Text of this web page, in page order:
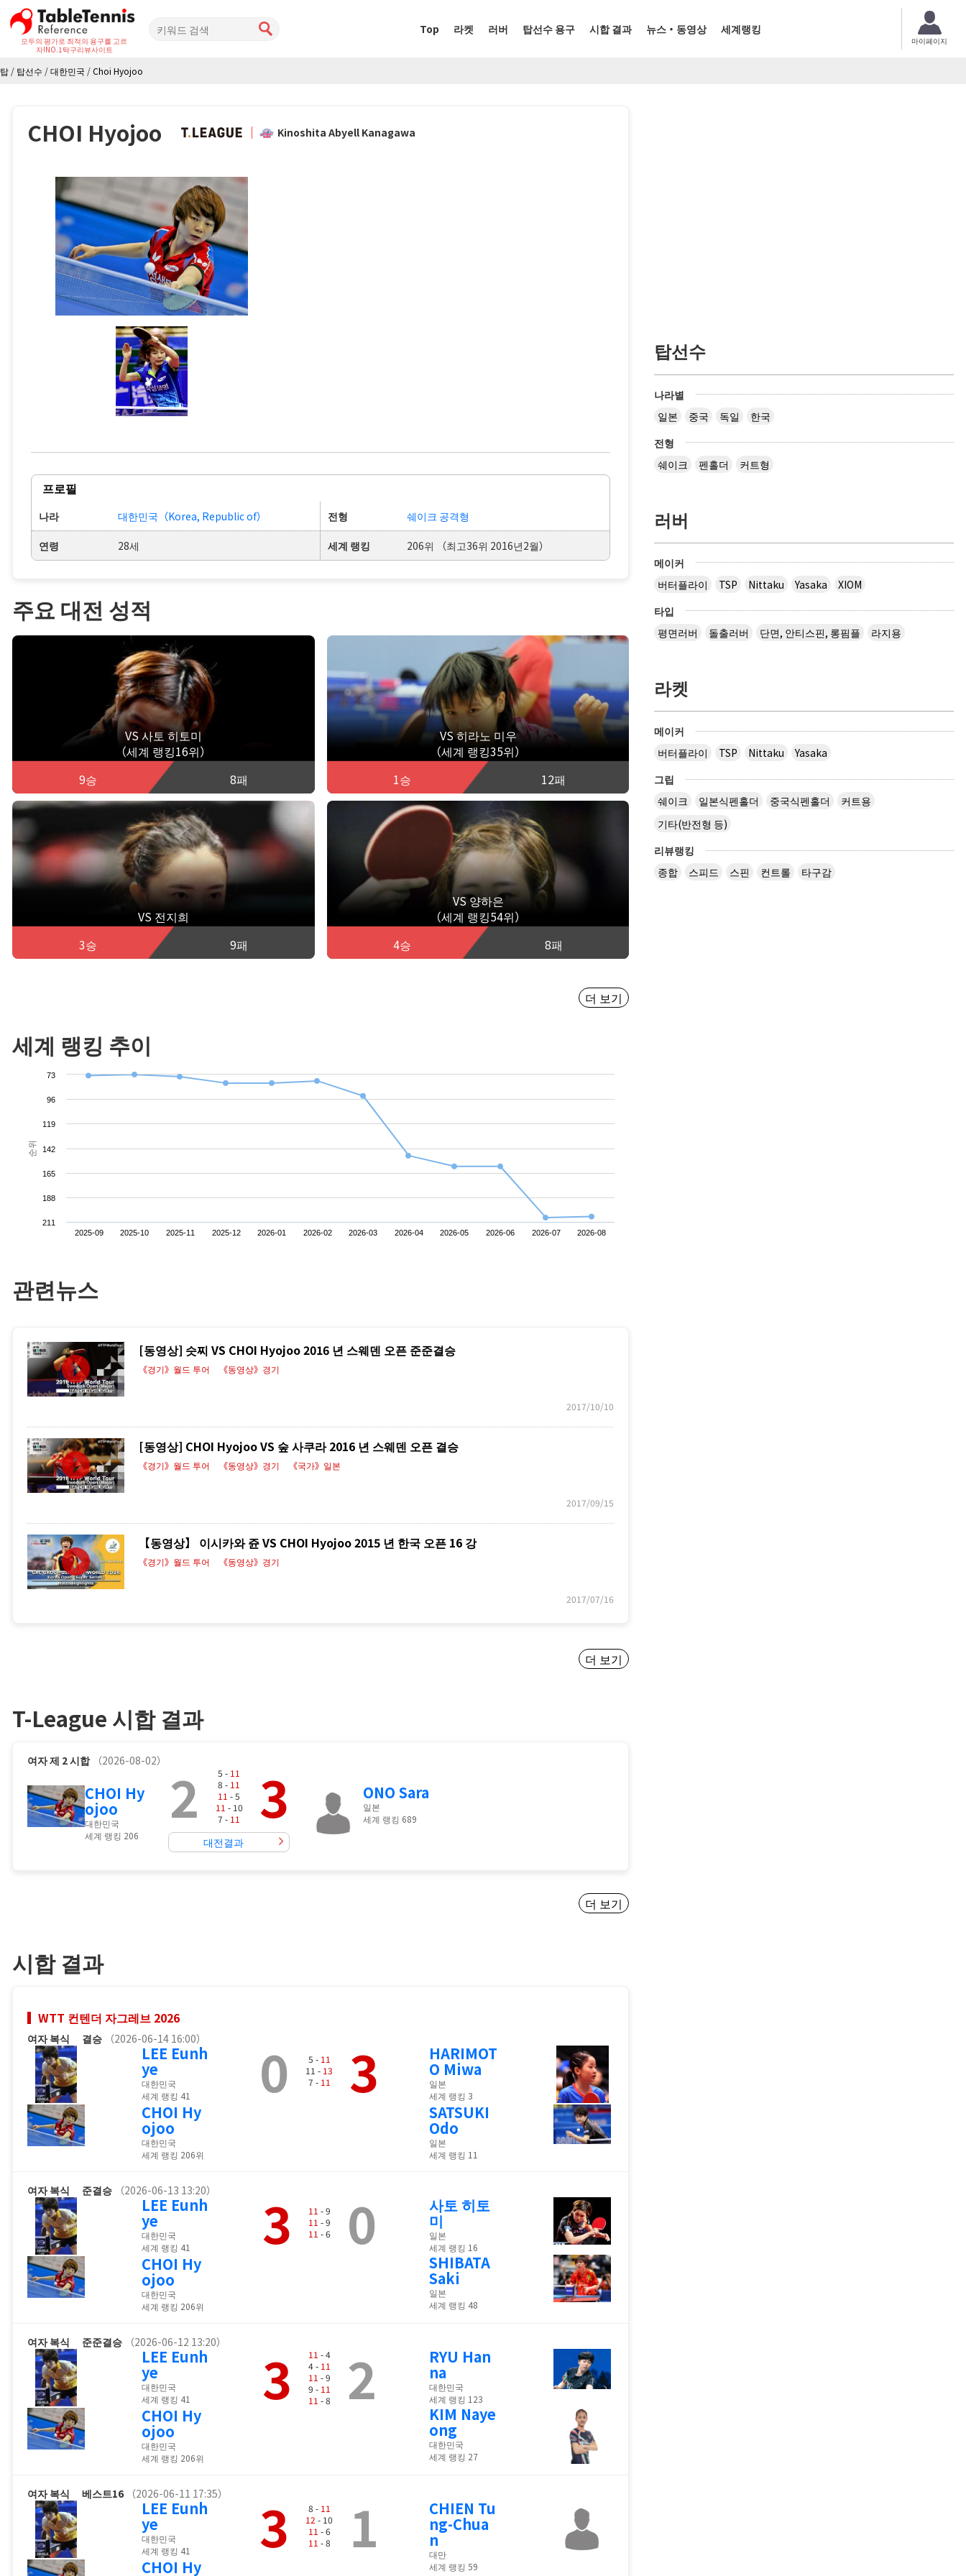
모두의 평가로 최적의 용구를 고르
자!NO.1탁구리뷰사이트
Top 라켓 러버 탑선수 용구 시합 결과 뉴스・동영상 세계랭킹
마이페이지
탑 / 탑선수 /대한민국 /Choi Hyojoo
CHOI Hyojoo Kinoshita Abyell Kanagawa
프로필
나라 대한민국（Korea, Republic of） 전형 쉐이크 공격형
연령 28세 세계 랭킹 206위 （최고36위 2016년2월）
주요 대전 성적
VS 사토 히토미
（세계 랭킹16위）
9승
8패
VS 히라노 미우
（세계 랭킹35위）
1승
12패
VS 전지희
3승
9패
VS 양하은
（세계 랭킹54위）
4승
8패
더 보기
세계 랭킹 추이
순위
2025-09 2025-10 2025-11 2025-12 2026-01 2026-02 2026-03 2026-04 2026-05 2026-06 2026-07 2026-08
73
96
119
142
165
188
211
관련뉴스
[동영상] 슷찌 VS CHOI Hyojoo 2016 년 스웨덴 오픈 준준결승
《경기》월드 투어 《동영상》경기
2017/10/10
[동영상] CHOI Hyojoo VS 숲 사쿠라 2016 년 스웨덴 오픈 결승
《경기》월드 투어 《동영상》경기 《국가》일본
2017/09/15
【동영상】 이시카와 쥰 VS CHOI Hyojoo 2015 년 한국 오픈 16 강
《경기》월드 투어 《동영상》경기
2017/07/16
더 보기
T-League 시합 결과
여자제 2 시합 （2026-08-02）
CHOI Hy
ojoo
대한민국
세계 랭킹 206
2 5 - 11
8 - 11
11 - 5
11 - 10
7 - 11 3
대전결과
ONO Sara
일본
세계 랭킹 689
더 보기
시합 결과
WTT 컨텐더 자그레브 2026
여자 복식 결승 （2026-06-14 16:00）
LEE Eunh
ye
대한민국
세계 랭킹 41
CHOI Hy
ojoo
대한민국
세계 랭킹 206위
0 5 - 11
11 - 13
7 - 11 3 HARIMOT
O Miwa
일본
세계 랭킹 3
SATSUKI
Odo
일본
세계 랭킹 11
여자 복식 준결승 （2026-06-13 13:20）
LEE Eunh
ye
대한민국
세계 랭킹 41
CHOI Hy
ojoo
대한민국
세계 랭킹 206위
3 11 - 9
11 - 9
11 - 6 0 사토 히토
미
일본
세계 랭킹 16
SHIBATA
Saki
일본
세계 랭킹 48
여자 복식 준준결승 （2026-06-12 13:20）
LEE Eunh
ye
대한민국
세계 랭킹 41
CHOI Hy
ojoo
대한민국
세계 랭킹 206위
3 11 - 4
4 - 11
11 - 9
9 - 11
11 - 8 2 RYU Han
na
대한민국
세계 랭킹 123
KIM Naye
ong
대한민국
세계 랭킹 27
여자 복식 베스트16 （2026-06-11 17:35）
LEE Eunh
ye
대한민국
세계 랭킹 41
CHOI Hy
3 8 - 11
12 - 10
11 - 6
11 - 8 1 CHIEN Tu
ng-Chua
n
대만
세계 랭킹 59
탑선수
나라별
일본
중국 독일
한국
전형
쉐이크
펜홀더 커트형
러버
메이커
버터플라이
TSP Nittaku Yasaka
XIOM
타입
평면러버
돌출러버 단면, 안티스핀, 롱핌플 라지용
라켓
메이커
버터플라이
TSP Nittaku
Yasaka
그립
쉐이크
일본식펜홀더 중국식펜홀더
커트용
기타(반전형 등)
리뷰랭킹
종합
스피드 스핀 컨트롤 타구감